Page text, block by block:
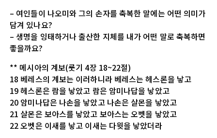
– 여인들이 나오미와 그의 손자를 축복한 말에는 어떤 의미가
담겨 있나요?
– 생명을 잉태하거나 출산한 지체를 내가 어떤 말로 축복하면
좋을까요?
** 메시아의 계보(룻기 4장 18~22절)
18 베레스의 계보는 이러하니라 베레스는 헤스론을 낳고
19 헤스론은 람을 낳았고 람은 암미나답을 낳았고
20 암미나답은 나손을 낳았고 나손은 살몬을 낳았고
21 살몬은 보아스를 낳았고 보아스는 오벳을 낳았고
22 오벳은 이새를 낳고 이새는 다윗을 낳았더라